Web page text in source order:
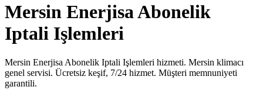
Mersin Enerjisa Abonelik
Iptali Işlemleri
Mersin Enerjisa Abonelik Iptali Işlemleri hizmeti. Mersin klimacı
genel servisi. Ücretsiz keşif, 7/24 hizmet. Müşteri memnuniyeti
garantili.